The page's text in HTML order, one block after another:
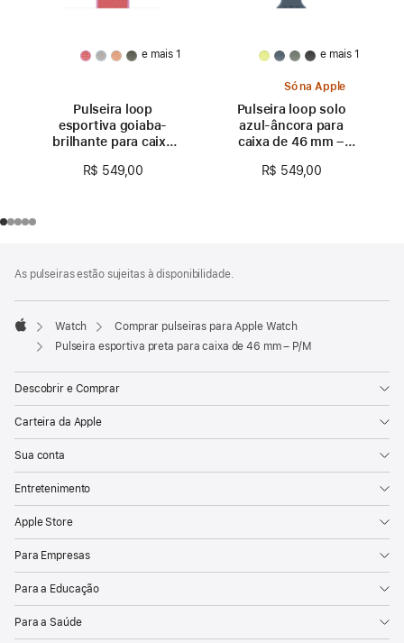
e mais 1
Pulseira loop
esportiva goiaba-
brilhante para caixa
R$ 549,00
e mais 1
Só na Apple
Pulseira loop solo
azul-âncora para
caixa de 46 mm –
R$ 549,00
de
rodapé
As pulseiras estão sujeitas à disponibilidade.
Apple
Watch
Comprar pulseiras para Apple Watch
Pulseira esportiva preta para caixa de 46 mm – P/M
Descobrir e Comprar
Carteira da Apple
Sua conta
Entretenimento
Apple Store
Para Empresas
Para a Educação
Para a Saúde